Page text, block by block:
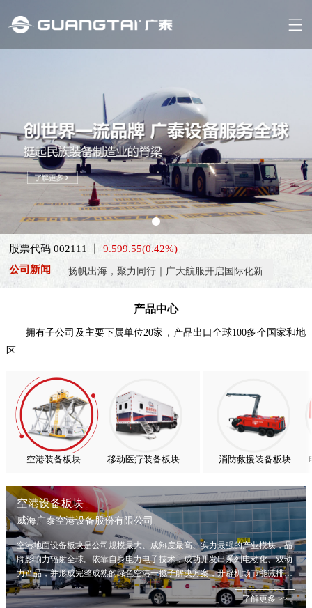
股票代码 002111 丨9.599.55(0.42%)
公司新闻
喜报！威海广泰ESG评级荣获AAA级 可持续发展实力获权威…
抢抓能源转型风口，电动化驱动威海广泰欧洲业务腾飞
热烈庆祝中国共产党成立105周年！
扬帆出海，聚力同行｜广大航服开启国际化新征程
热烈庆祝中国共产党成立105周年！
产品中心
拥有子公司及主要下属单位20家，产品出口全球100多个国家和地
区
空港装备板块 移动医疗装备板块 消防救援装备板块
空港设备板块
威海广泰空港设备股份有限公司
空港地面设备板块是公司规模最大、成熟度最高、实力最强的产业模块，品
牌影响力辐射全球。依靠自身电力电子技术，成功开发出系列电动化、双动
力产品，并形成完整成熟的绿色空港一揽子解决方案，开辟机场节能减排新
局面。
了解更多 >>